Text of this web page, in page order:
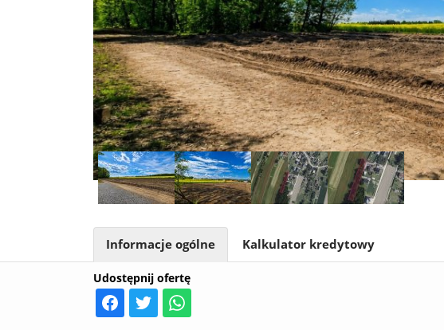
Udostępnij ofertę
Informacje ogólne Kalkulator kredytowy